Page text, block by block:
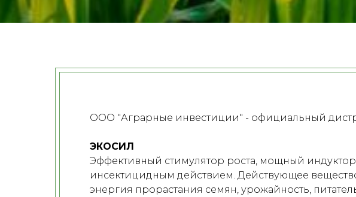
ООО "Аграрные инвестиции" - официальный
ЭКОСИЛ
Эффективный стимулятор роста, мощный
инсектицидным действием. Действующее
энергия прорастания семян, урожайность,